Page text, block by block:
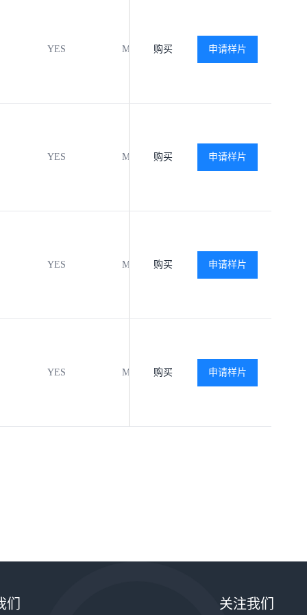
YES MSL3 -40℃ to +125℃
购买 申请样片
YES MSL3 -40℃ to +125℃
购买 申请样片
YES MSL3 -40℃ to +125℃
购买 申请样片
YES MSL3 -40℃ to +125℃
购买 申请样片
关注我们